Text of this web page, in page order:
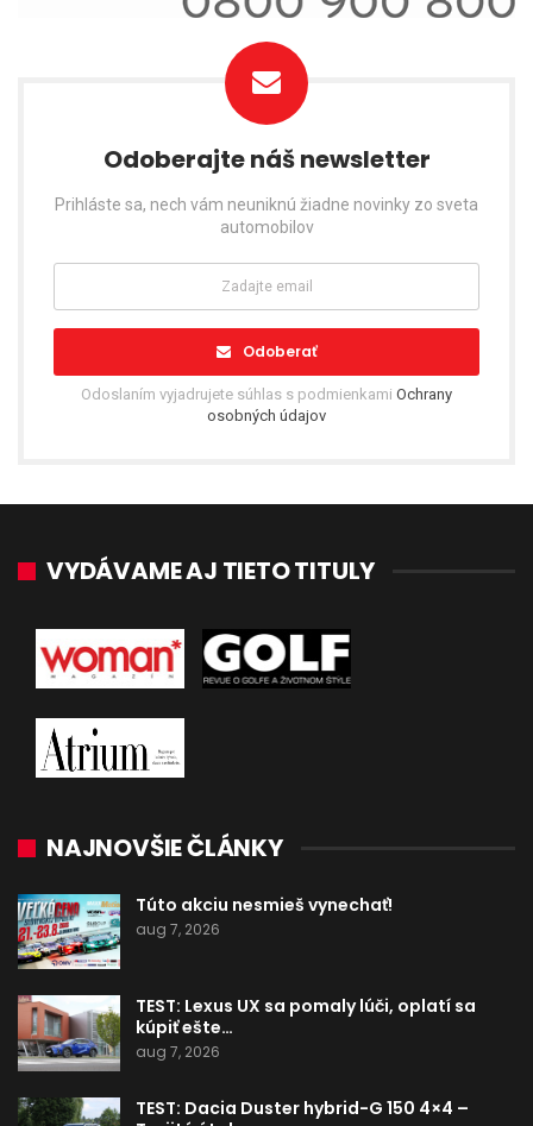
Odoberajte náš newsletter
Prihláste sa, nech vám neuniknú žiadne novinky zo sveta
automobilov
Odoberať
Odoslaním vyjadrujete súhlas s podmienkami Ochrany
osobných údajov
VYDÁVAME AJ TIETO TITULY
NAJNOVŠIE ČLÁNKY
Túto akciu nesmieš vynechať!
aug 7, 2026
TEST: Lexus UX sa pomaly lúči, oplatí sa
kúpiť ešte…
aug 7, 2026
TEST: Dacia Duster hybrid-G 150 4×4 –